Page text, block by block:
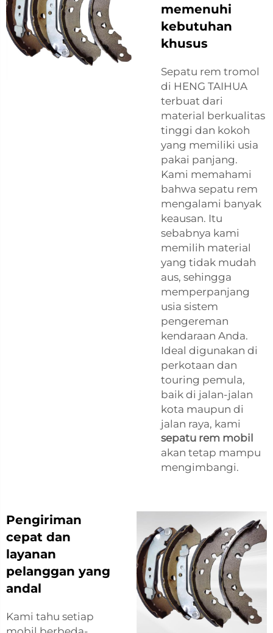
memenuhi
kebutuhan
khusus
Sepatu rem tromol
di HENG TAIHUA
terbuat dari
material berkualitas
tinggi dan kokoh
yang memiliki usia
pakai panjang.
Kami memahami
bahwa sepatu rem
mengalami banyak
keausan. Itu
sebabnya kami
memilih material
yang tidak mudah
aus, sehingga
memperpanjang
usia sistem
pengereman
kendaraan Anda.
Ideal digunakan di
perkotaan dan
touring pemula,
baik di jalan-jalan
kota maupun di
jalan raya, kami
sepatu rem mobil
akan tetap mampu
mengimbangi.
Pengiriman
cepat dan
layanan
pelanggan yang
andal
Kami tahu setiap